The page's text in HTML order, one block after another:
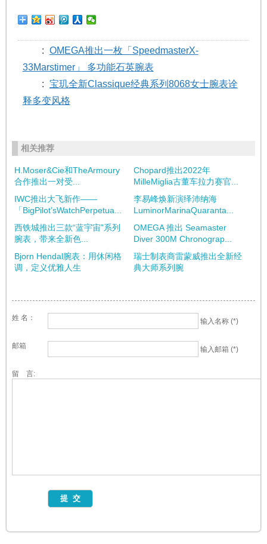
: OMEGA推出一枚「SpeedmasterX-
33Marstimer」 多功能石英腕表
: 宝玑全新Classique经典系列8068女士腕表诠
释多变风格
相关推荐
H.Moser&Cie和TheArmoury
合作推出一对受...
Chopard推出2022年
MilleMiglia古董车拉力赛官...
IWC推出大飞新作——
「BigPilot’sWatchPerpetua...
李易峰焕新演绎沛纳海
LuminorMarinaQuaranta...
西铁城推出三款“蓝宇宙”系列
腕表，带来全新色...
OMEGA 推出 Seamaster
Diver 300M Chronograp...
Bjorn Hendal腕表：用休闲格
调，定义优雅人生
瑞士制表商雷蒙威推出全新经
典大师系列腕
姓 名： 输入名称 (*)
邮箱 输入邮箱 (*)
留 言: